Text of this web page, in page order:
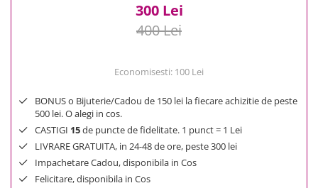
300 Lei
400 Lei
Economisesti: 100 Lei
BONUS o Bijuterie/Cadou de 150 lei la fiecare achizitie de peste
500 lei. O alegi in cos.
CASTIGI 15de puncte de fidelitate. 1 punct = 1 Lei
LIVRARE GRATUITA, in 24-48 de ore, peste 300 lei
Impachetare Cadou, disponibila in Cos
Felicitare, disponibila in Cos